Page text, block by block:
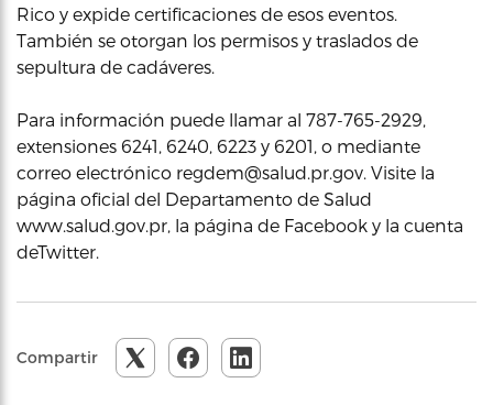
Rico y expide certificaciones de esos eventos.
También se otorgan los permisos y traslados de
sepultura de cadáveres.
Para información puede llamar al 787-765-2929,
extensiones 6241, 6240, 6223 y 6201, o mediante
correo electrónico regdem@salud.pr.gov. Visite la
página oficial del Departamento de Salud
www.salud.gov.pr, la página de Facebook y la cuenta
deTwitter.
Compartir